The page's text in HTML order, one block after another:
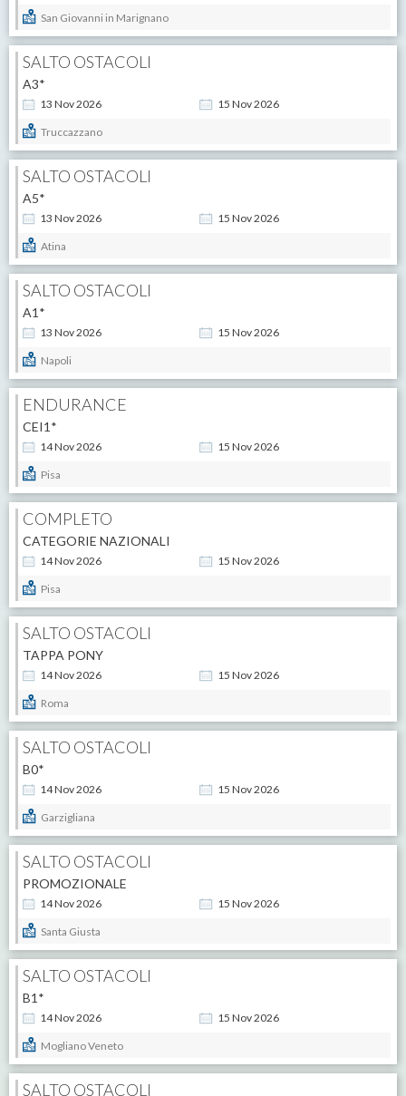
San Giovanni in Marignano
SALTO OSTACOLI
13 Nov2026 15 Nov2026
A3*
Truccazzano
SALTO OSTACOLI
13 Nov2026 15 Nov2026
A5*
Atina
SALTO OSTACOLI
13 Nov2026 15 Nov2026
A1*
Napoli
ENDURANCE
14Nov2026 15 Nov2026
CEI1*
Pisa
COMPLETO
14Nov2026 15 Nov2026
CATEGORIE NAZIONALI
Pisa
SALTO OSTACOLI
14Nov2026 15 Nov2026
TAPPA PONY
Roma
SALTO OSTACOLI
14Nov2026 15 Nov2026
B0*
Garzigliana
SALTO OSTACOLI
14Nov2026 15 Nov2026
PROMOZIONALE
Santa Giusta
SALTO OSTACOLI
14Nov2026 15 Nov2026
B1*
Mogliano Veneto
SALTO OSTACOLI